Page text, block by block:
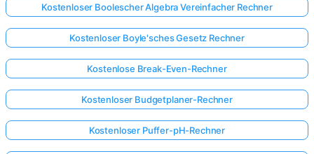
Kostenloser Boolescher Algebra Vereinfacher Rechner
Kostenloser Boyle'sches Gesetz Rechner
Kostenlose Break-Even-Rechner
Kostenloser Budgetplaner-Rechner
Kostenloser Puffer-pH-Rechner